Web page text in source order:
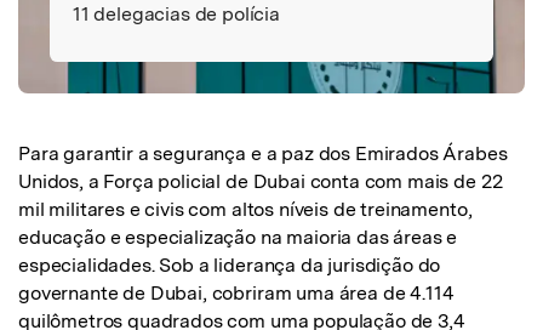
11 delegacias de polícia
Para garantir a segurança e a paz dos Emirados Árabes
Unidos, a Força policial de Dubai conta com mais de 22
mil militares e civis com altos níveis de treinamento,
educação e especialização na maioria das áreas e
especialidades. Sob a liderança da jurisdição do
governante de Dubai, cobriram uma área de 4.114
quilômetros quadrados com uma população de 3,4